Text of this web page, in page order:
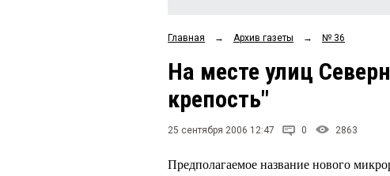
Главная → Архив газеты → № 36
На месте улиц
крепость"
25 сентября 2006 12:47 0 2863
Предполагаемое название нового